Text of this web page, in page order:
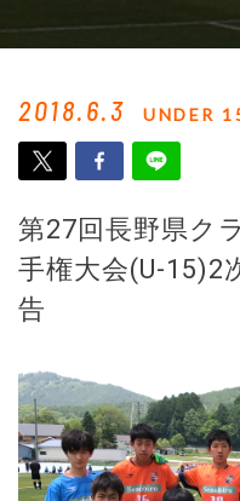
2018.6.3 UNDER
第27回長野県ク
手権大会(U-15)2
告